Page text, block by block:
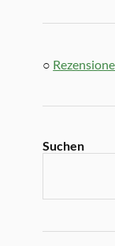
○
Suchen